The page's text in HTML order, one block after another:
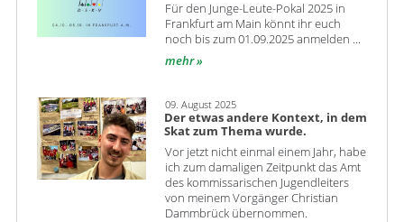
Für den Junge-Leute-Pokal 2025 in
Frankfurt am Main könnt ihr euch
noch bis zum 01.09.2025 anmelden ...
mehr
09. August 2025
Der etwas andere Kontext, in dem
Skat zum Thema wurde.
Vor jetzt nicht einmal einem Jahr, habe
ich zum damaligen Zeitpunkt das Amt
des kommissarischen Jugendleiters
von meinem Vorgänger Christian
Dammbrück übernommen.